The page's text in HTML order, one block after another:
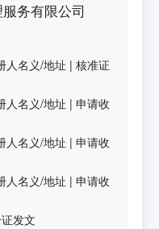
务有限公司
人名义/地址 |核准证
人名义/地址 |申请收
人名义/地址 |申请收
人名义/地址 |申请收
发文